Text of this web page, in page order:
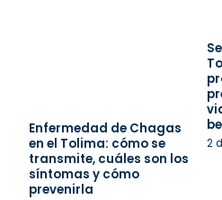
Enfermedad de Chagas
en el Tolima: cómo se
transmite, cuáles son los
síntomas y cómo
prevenirla
2